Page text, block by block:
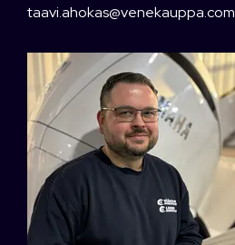
taavi.ahokas@venekauppa.com